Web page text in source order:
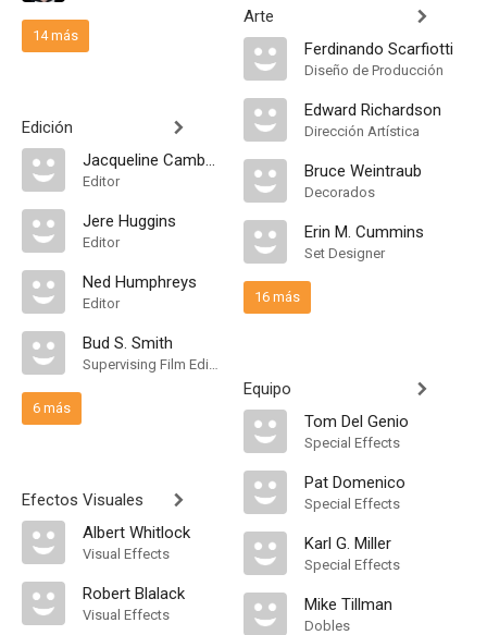
14 más
Edición
Jacqueline Cambas
Editor
Jere Huggins
Editor
Ned Humphreys
Editor
Bud S. Smith
Supervising Film Editor
6 más
Efectos Visuales
Albert Whitlock
Visual Effects
Robert Blalack
Visual Effects
Arte
Ferdinando Scarfiotti
Diseño de Producción
Edward Richardson
Dirección Artística
Bruce Weintraub
Decorados
Erin M. Cummins
Set Designer
16 más
Equipo
Tom Del Genio
Special Effects
Pat Domenico
Special Effects
Karl G. Miller
Special Effects
Mike Tillman
Dobles